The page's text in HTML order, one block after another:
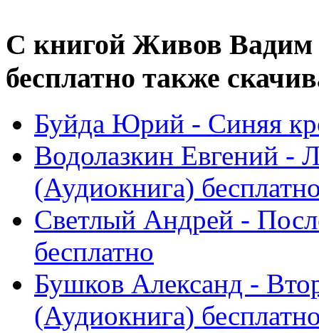
С книгой Живов Вадим
бесплатно также
Буйда Юрий - Синяя
Водолазкин Евгений -
(Аудиокнига)
Светлый Андрей -
бесплатно
Бушков Александ -
(Аудиокнига)